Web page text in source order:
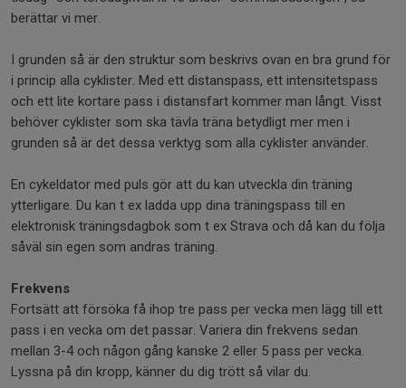
berättar vi mer.
I grunden så är den struktur som beskrivs ovan en bra grund för
i princip alla cyklister. Med ett distanspass, ett intensitetspass
och ett lite kortare pass i distansfart kommer man långt. Visst
behöver cyklister som ska tävla träna betydligt mer men i
grunden så är det dessa verktyg som alla cyklister använder.
En cykeldator med puls gör att du kan utveckla din träning
ytterligare. Du kan t ex ladda upp dina träningspass till en
elektronisk träningsdagbok som t ex Strava och då kan du följa
såväl sin egen som andras träning.
Frekvens
Fortsätt att försöka få ihop tre pass per vecka men lägg till ett
pass i en vecka om det passar. Variera din frekvens sedan
mellan 3-4 och någon gång kanske 2 eller 5 pass per vecka.
Lyssna på din kropp, känner du dig trött så vilar du.